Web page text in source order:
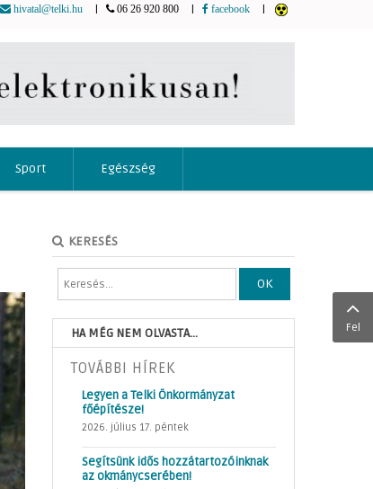
hivatal@telki.hu 06 26 920 800 facebook
Sport Egészség
KERESÉS
OK
HA MÉG NEM OLVASTA...
TOVÁBBI HÍREK
Legyen a Telki Önkormányzat
főépítésze!
2026. július 17. péntek
Segítsünk idős hozzátartozóinknak
az okmánycserében!
Fel